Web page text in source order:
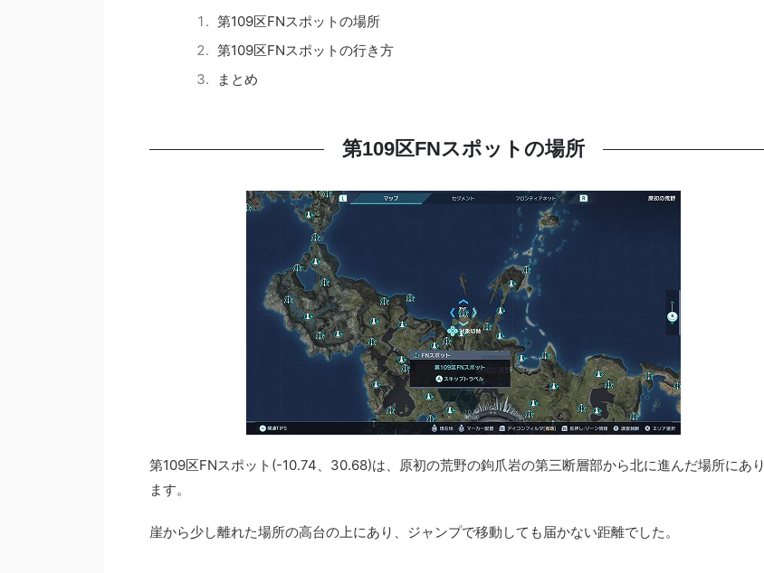
第109区FNスポットの場所
第109区FNスポットの行き方
まとめ
第109区FNスポットの場所
第109区FNスポット(-10.74、30.68)は、原初の荒野の鉤爪岩の第三断層部から北に進んだ場所にあり
ます。
崖から少し離れた場所の高台の上にあり、ジャンプで移動しても届かない距離でした。